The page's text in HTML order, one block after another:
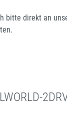
bitte direkt an